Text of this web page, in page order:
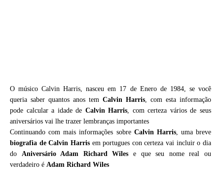
O músico Calvin Harris, nasceu em 17 de Enero de 1984, se você
queria saber quantos anos tem Calvin Harris, com esta informação
pode calcular a idade de Calvin Harris, com certeza vários de seus
aniversários vai lhe trazer lembranças importantes
Continuando com mais informações sobre Calvin Harris, uma breve
biografia deCalvin Harrisem portugues con certeza vai incluir o dia
do Aniversário Adam Richard Wiles e que seu nome real ou
verdadeiro é Adam Richard Wiles